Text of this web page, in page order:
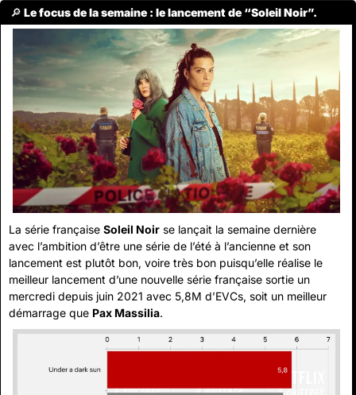
🔎 Le focus de la semaine : le lancement de “Soleil Noir”.
La série française Soleil Noir se lançait la semaine dernière
avec l’ambition d’être une série de l’été à l’ancienne et son
lancement est plutôt bon, voire très bon puisqu’elle réalise le
meilleur lancement d’une nouvelle série française sortie un
mercredi depuis juin 2021 avec 5,8M d’EVCs, soit un meilleur
démarrage que Pax Massilia.